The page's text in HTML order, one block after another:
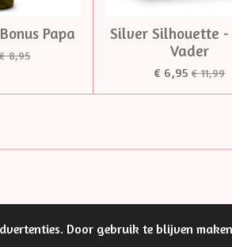
Door gebruik te blijven
Papa
8,95
Silver Silhouette -
Vader
€ 6,95 € 11,99